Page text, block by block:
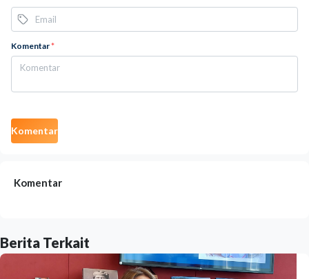
Komentar*
Komentar
Komentar
Berita Terkait